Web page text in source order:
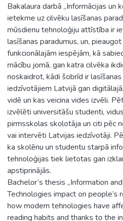
Bakalaura darbā „Informācijas un
ietekme uz cilvēku lasīšanas
mūsdienu tehnoloģiju attīstība ir
lasīšanas paradumus, un,
funkcionālajām iespējām, kā
mācību jomā, gan katra cilvēka
noskaidrot, kādi šobrīd ir
iedzīvotājiem Latvijā gan
vidē un kas veicina vides izvēli.
izvēlēti universitāšu studenti,
pirmsskolas skolotāja un citi pēc
vai intervēti Latvijas iedzīvotāji.
ka skolēnu un studentu starpā
tehnoloģijas tiek lietotas gan
apstiprinājās.
Bachelor’s thesis „Information
Technologies impact on people’s
how modern tehnologies have
reading habits and thanks to the